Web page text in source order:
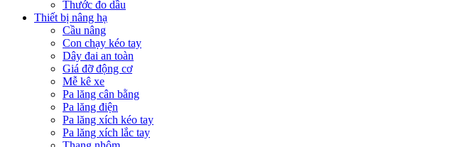
Thước đo dầu
Thiết bị nâng hạ
Cầu nâng
Con chạy kéo tay
Dây đai an toàn
Giá đỡ động cơ
Mễ kê xe
Pa lăng cân bằng
Pa lăng điện
Pa lăng xích kéo tay
Pa lăng xích lắc tay